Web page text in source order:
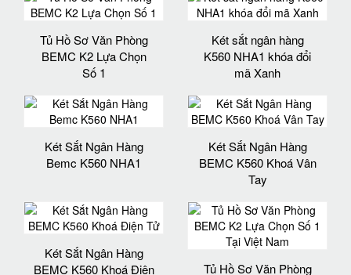
Tủ Hồ Sơ Văn Phòng
BEMC K2 Lựa Chọn
Số 1
Két sắt ngân hàng
K560 NHA1 khóa đổi
mã Xanh
Két Sắt Ngân Hàng
Bemc K560 NHA1
Két Sắt Ngân Hàng
BEMC K560 Khoá Vân
Tay
Két Sắt Ngân Hàng
BEMC K560 Khoá Điện
Tủ Hồ Sơ Văn Phòng